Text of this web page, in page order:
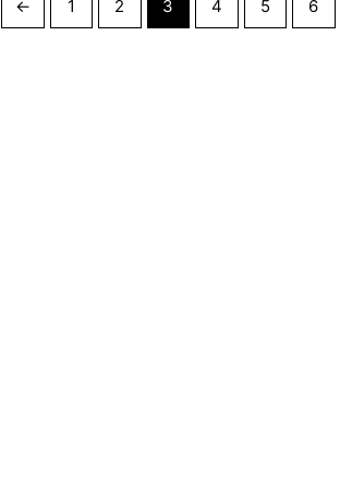
← 1 2 3 4 5 6